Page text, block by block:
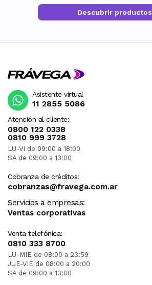
Descubrir productos
Atención al cliente:
0800 122 0338
0810 999 3728
LU-VI de 09:00 a 18:00
SA de 09:00 a 13:00
Cobranza de créditos:
cobranzas@fravega.com.ar
Servicios a empresas:
Ventas corporativas
Venta telefónica:
0810 333 8700
LU-MIE de 08:00 a 23:59
JUE-VIE de 08:00 a 20:00
SA de 09:00 a 13:00
Asistente virtual
11 2855 5086